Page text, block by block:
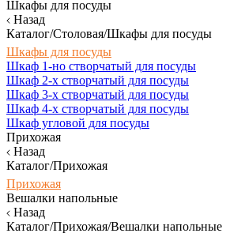
Шкафы для посуды
Назад
Каталог/Столовая/Шкафы для посуды
Шкафы для посуды
Шкаф 1-но створчатый для посуды
Шкаф 2-х створчатый для посуды
Шкаф 3-х створчатый для посуды
Шкаф 4-х створчатый для посуды
Шкаф угловой для посуды
Прихожая
Назад
Каталог/Прихожая
Прихожая
Вешалки напольные
Назад
Каталог/Прихожая/Вешалки напольные